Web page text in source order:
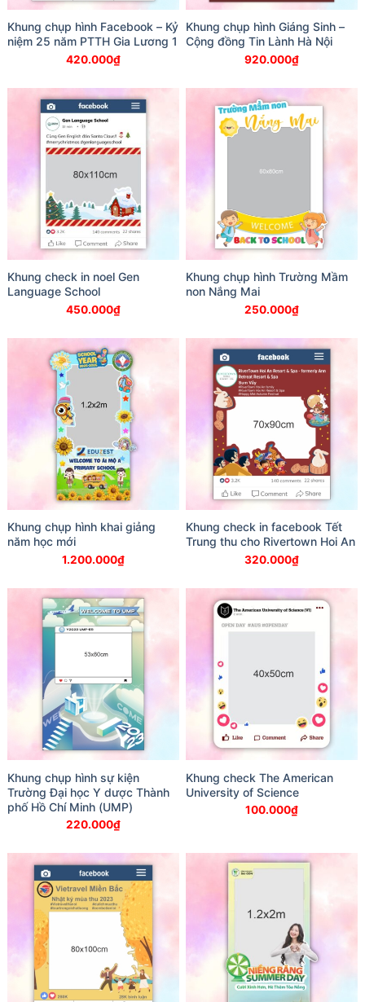
Khung chụp hình Facebook – Kỷ
niệm 25 năm PTTH Gia Lương 1
420.000₫
Khung chụp hình Giáng Sinh –
Cộng đồng Tin Lành Hà Nội
920.000₫
Khung check in noel Gen
Language School
450.000₫
Khung chụp hình Trường Mầm
non Nắng Mai
250.000₫
Khung chụp hình khai giảng
năm học mới
1.200.000₫
Khung check in facebook Tết
Trung thu cho Rivertown Hoi An
320.000₫
Khung chụp hình sự kiện
Trường Đại học Y dược Thành
phố Hồ Chí Minh (UMP)
220.000₫
Khung check The American
University of Science
100.000₫